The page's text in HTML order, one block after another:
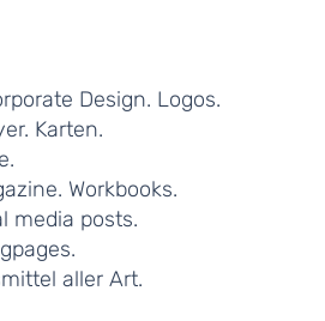
Design. Logos.
Karten.
Workbooks.
media posts.
aller Art.